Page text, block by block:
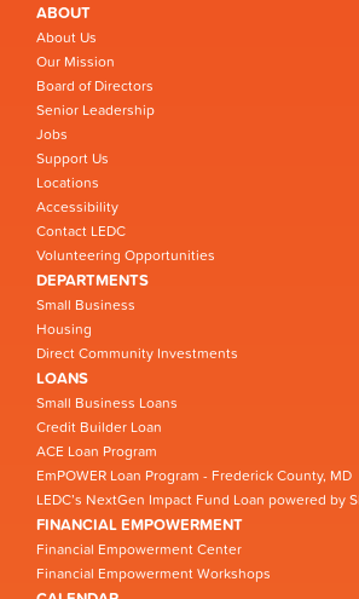
ABOUT
About Us
Our Mission
Board of Directors
Senior Leadership
Jobs
Support Us
Locations
Accessibility
Contact LEDC
Volunteering Opportunities
DEPARTMENTS
Small Business
Housing
Direct Community Investments
LOANS
Small Business Loans
Credit Builder Loan
ACE Loan Program
EmPOWER Loan Program - Frederick County, MD
LEDC’s NextGen Impact Fund Loan powered by
FINANCIAL EMPOWERMENT
Financial Empowerment Center
Financial Empowerment Workshops